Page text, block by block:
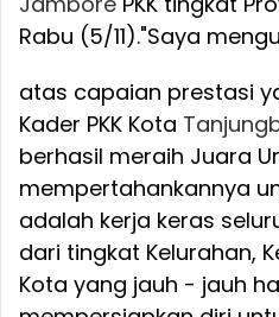
Rabu (5/11)."Saya
atas capaian prestasi
Kader PKK Kota
berhasil meraih Juara
mempertahankannya
adalah kerja keras
dari tingkat Kelurahan,
Kota yang jauh - jauh